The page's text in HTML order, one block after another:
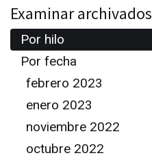
Examinar archivados
Por hilo
Por fecha
febrero 2023
enero 2023
noviembre 2022
octubre 2022